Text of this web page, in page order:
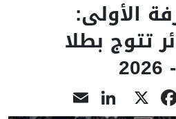
الأولى:
تتوج بطلا
Facebook
LinkedIn